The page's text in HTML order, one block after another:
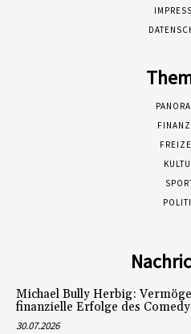
Michael Bully Herbig:
finanzielle Erfolge des
30.07.2026